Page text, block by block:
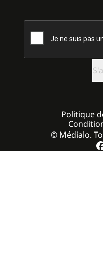
CAPTCHA
© Médialo.
Politique